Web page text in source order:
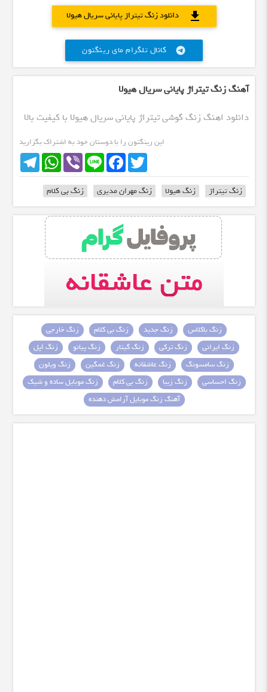
دانلود زنگ تیتراژ پایانی سریال هیولا
download
کانال تلگرام مای رینگتون telegram
آهنگ زنگ تیتراژ پایانی سریال هیولا
دانلود اهنگ زنگ گوشی تیتراژ پایانی سریال هیولا با کیفیت بالا
این رینگتون را با دوستان خود به اشتراک بگزارید
TelegramWhatsApp Viber Line
FacebookTwitter
زنگ تیتراژ زنگ هیولا زنگ مهران مدیری زنگ بی کلام
زنگ باکلاس زنگ جدید زنگ بی کلام
زنگ خارجی
زنگ ایرانی
زنگ ترکی زنگ گیتار زنگ پیانو
زنگ اپل
زنگ سامسونگ
زنگ عاشقانه زنگ غمگین
زنگ ویلون
زنگ احساسی
زنگ زیبا زنگ بی کلام
زنگ موبایل ساده و شیک
آهنگ زنگ موبایل آرامش دهنده